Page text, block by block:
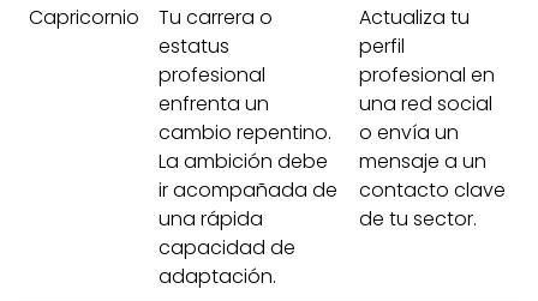
Capricornio
Tu carrera o
estatus
profesional
enfrenta un
cambio repentino.
La ambición debe
ir acompañada de
una rápida
capacidad de
adaptación.
Actualiza tu
perfil
profesional en
una red social
o envía un
mensaje a un
contacto clave
de tu sector.